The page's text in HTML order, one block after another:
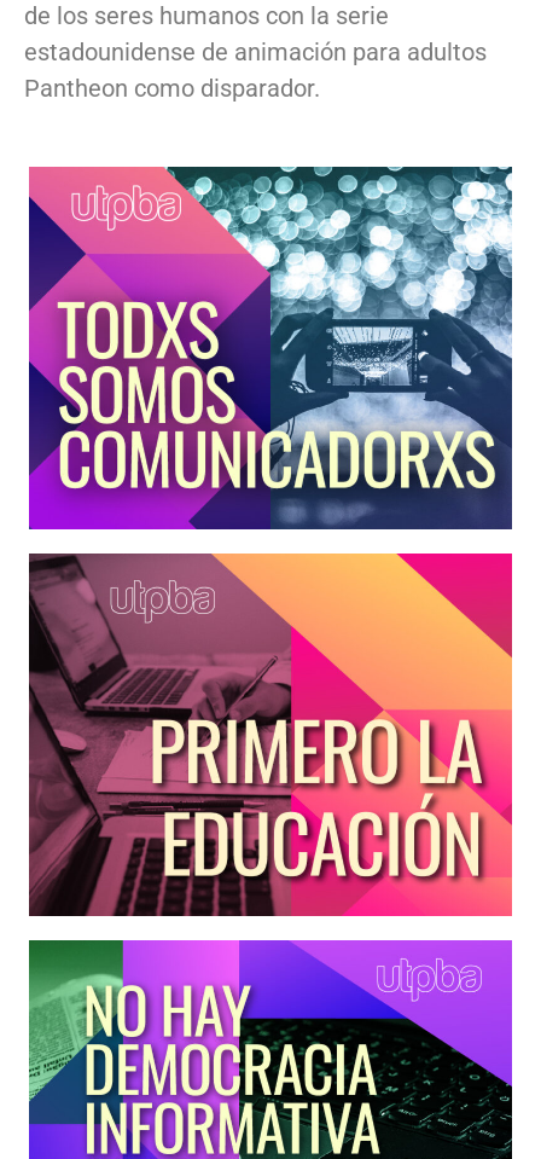
de los seres humanos con la serie
estadounidense de animación para adultos
Pantheon como disparador.